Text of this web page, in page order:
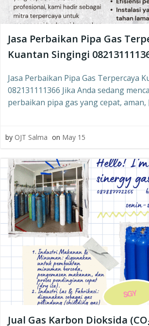
Jasa Perbaikan Pipa Gas
Kuantan Singingi
Jasa Perbaikan Pipa Gas Terpercaya
082131111366 Jika Anda sedang
perbaikan pipa gas yang cepat, aman,
by OJT Salma on May 15
Jual Gas Karbon Dioksida